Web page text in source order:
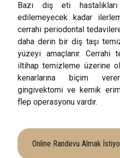
Bazı diş eti
edilemeyecek kadar
cerrahi periodontal
daha derin bir diş taşı
yüzeyi amaçlanır. Cerrahi
iltihap temizleme üzerine
kenarlarına biçim
gingivektomi ve kemik
flep operasyonu vardır.
Online Randevu Almak